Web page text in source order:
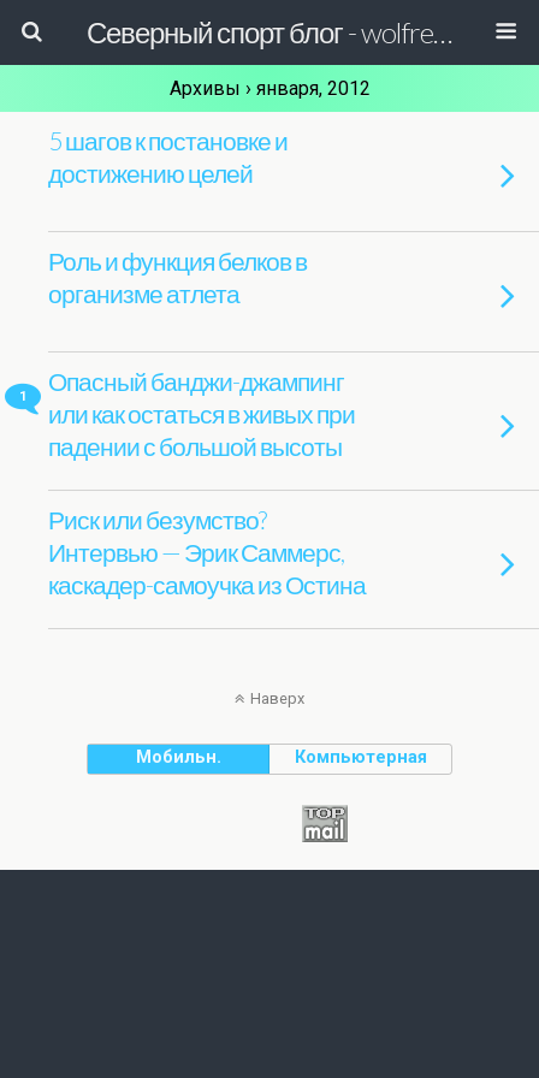
Северный спорт блог - wolfreactor
Архивы › января, 2012
5 шагов к постановке и
достижению целей
Роль и функция белков в
организме атлета
1
Опасный банджи-джампинг
или как остаться в живых при
падении с большой высоты
Риск или безумство?
Интервью — Эрик Саммерс,
каскадер-самоучка из Остина
Наверх
Мобильн. Компьютерная